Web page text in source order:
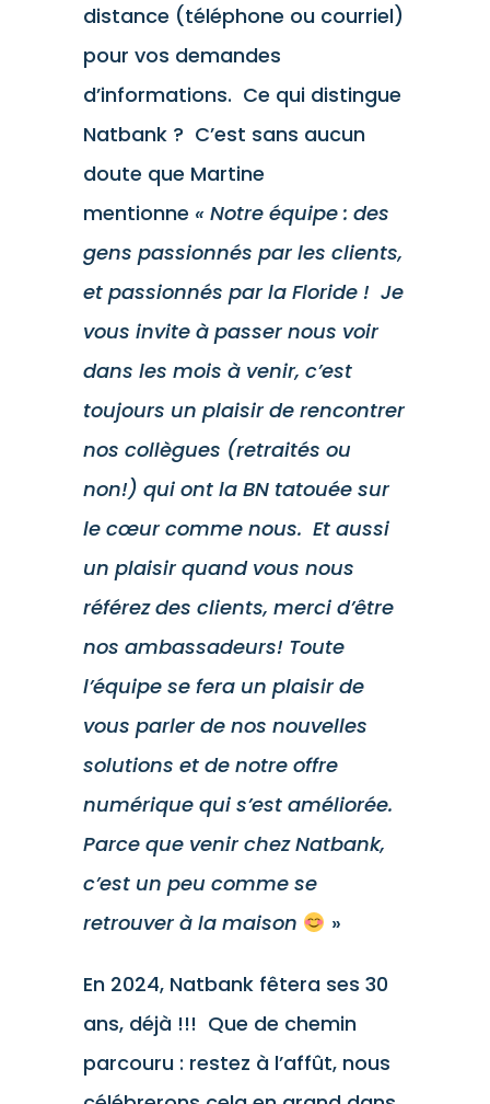
distance (téléphone ou courriel)
pour vos demandes
d’informations. Ce qui distingue
Natbank ? C’est sans aucun
doute que Martine
mentionne « Notre équipe : des
gens passionnés par les clients,
et passionnés par la Floride ! Je
vous invite à passer nous voir
dans les mois à venir, c’est
toujours un plaisir de rencontrer
nos collègues (retraités ou
non!) qui ont la BN tatouée sur
le cœur comme nous. Et aussi
un plaisir quand vous nous
référez des clients, merci d’être
nos ambassadeurs! Toute
l’équipe se fera un plaisir de
vous parler de nos nouvelles
solutions et de notre offre
numérique qui s’est améliorée.
Parce que venir chez Natbank,
c’est un peu comme se
retrouver à la maison
»
En 2024, Natbank fêtera ses 30
ans, déjà !!! Que de chemin
parcouru : restez à l’affût, nous